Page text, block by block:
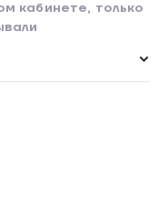
кабинете, только